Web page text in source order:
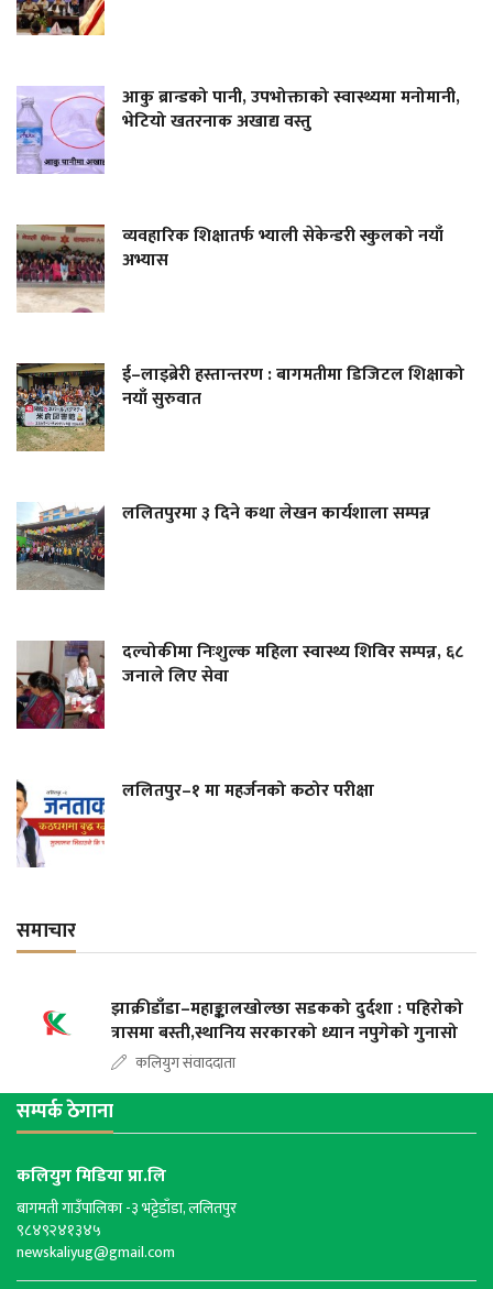
आकु ब्रान्डको पानी, उपभोक्ताको स्वास्थ्यमा मनोमानी,
भेटियो खतरनाक अखाद्य वस्तु
व्यवहारिक शिक्षातर्फ भ्याली सेकेन्डरी स्कुलको नयाँ
अभ्यास
ई–लाइब्रेरी हस्तान्तरण : बागमतीमा डिजिटल शिक्षाको
नयाँ सुरुवात
ललितपुरमा ३ दिने कथा लेखन कार्यशाला सम्पन्न
दल्चोकीमा निःशुल्क महिला स्वास्थ्य शिविर सम्पन्न, ६८
जनाले लिए सेवा
ललितपुर–१ मा महर्जनको कठोर परीक्षा
समाचार
झाक्रीडाँडा–महाङ्कालखोल्छा सडकको दुर्दशा : पहिरोको
त्रासमा बस्ती,स्थानिय सरकारको ध्यान नपुगेको गुनासो
कलियुग संवाददाता
सम्पर्क ठेगाना
कलियुग मिडिया प्रा.लि
बागमती गाउँपालिका -३ भट्टेडाँडा, ललितपुर
९८४९२४१३४५
newskaliyug@gmail.com